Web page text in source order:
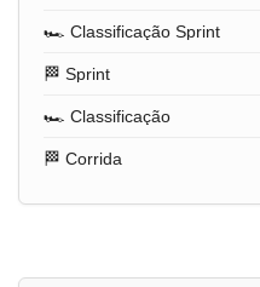
🏎️ Classificação Sprint
🏁 Sprint
🏎️ Classificação
🏁 Corrida